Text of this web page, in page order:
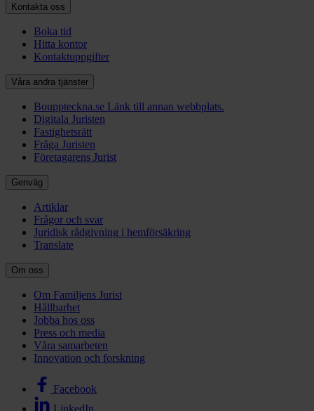
Kontakta oss
Boka tid
Hitta kontor
Kontaktuppgifter
Våra andra tjänster
Bouppteckna.se Länk till annan webbplats.
Digitala Juristen
Fastighetsrätt
Fråga Juristen
Företagarens Jurist
Genväg
Artiklar
Frågor och svar
Juridisk rådgivning i hemförsäkring
Translate
Om oss
Om Familjens Jurist
Hållbarhet
Jobba hos oss
Press och media
Våra samarbeten
Innovation och forskning
Facebook
LinkedIn